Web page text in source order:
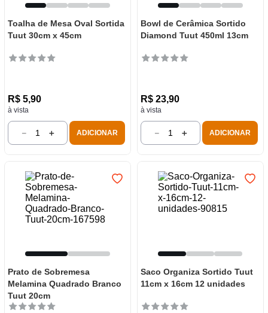
Toalha de Mesa Oval Sortida
Tuut 30cm x 45cm
R$ 5,90
à vista
＋
－ ADICIONAR
Bowl de Cerâmica Sortido
Diamond Tuut 450ml 13cm
R$ 23,90
à vista
＋
－ ADICIONAR
Prato de Sobremesa
Melamina Quadrado Branco
Tuut 20cm
Saco Organiza Sortido Tuut
11cm x 16cm 12 unidades